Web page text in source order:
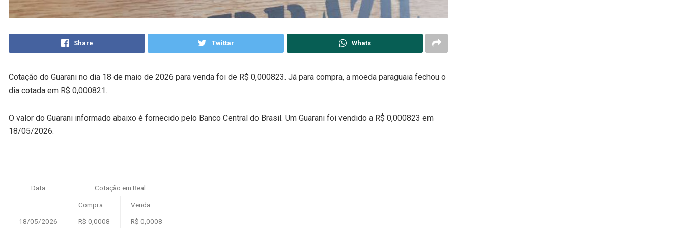
Share Twittar Whats
Cotação do Guarani no dia 18 de maio de 2026 para venda foi de R$ 0,000823. Já para compra, a moeda paraguaia fechou o
dia cotada em R$ 0,000821.
O valor do Guarani informado abaixo é fornecido pelo Banco Central do Brasil. Um Guarani foi vendido a R$ 0,000823 em
18/05/2026.
Data Cotação em Real
Compra Venda
18/05/2026 R$ 0,0008 R$ 0,0008